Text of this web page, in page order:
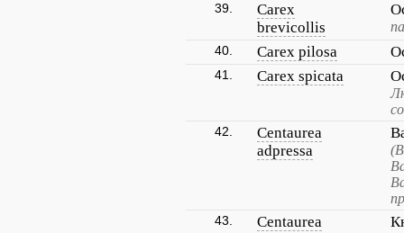
39.
Carex
brevicollis
40. Carex pilosa
41. Carex spicata
42.
Centaurea
adpressa
43.
Centaurea